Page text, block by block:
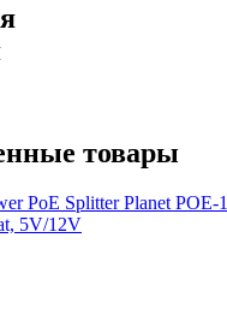
товары